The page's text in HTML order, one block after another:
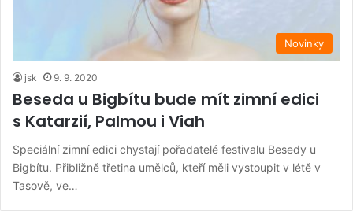
Novinky
jsk 9. 9. 2020
Beseda u Bigbítu bude mít zimní edici
s Katarzií, Palmou i Viah
Speciální zimní edici chystají pořadatelé festivalu Besedy u
Bigbítu. Přibližně třetina umělců, kteří měli vystoupit v létě v
Tasově, ve…